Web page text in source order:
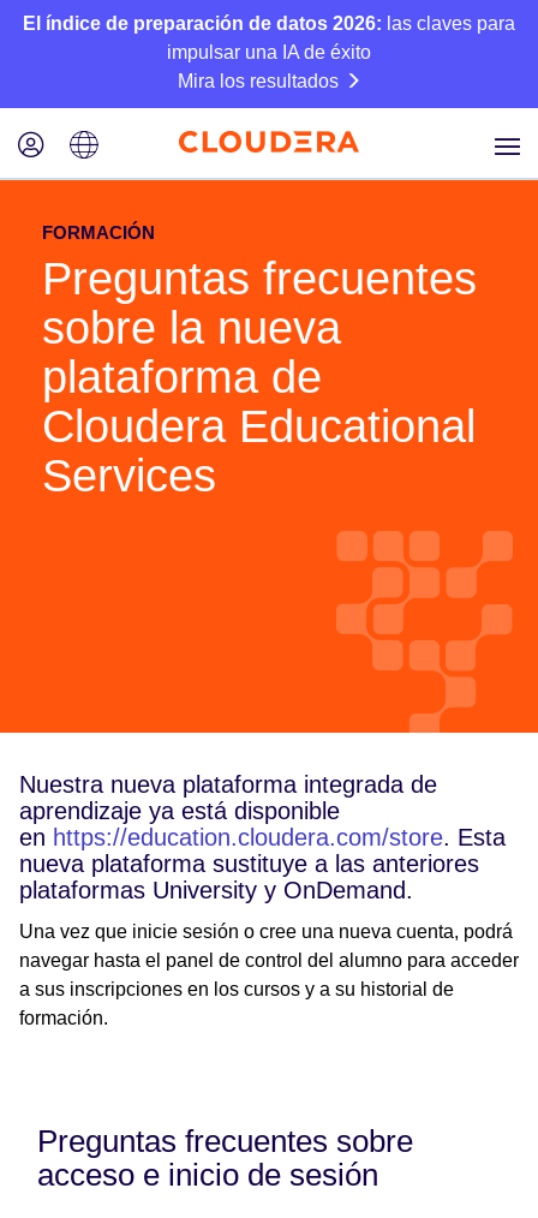
El índice de preparación de datos 2026: las claves para
impulsar una IA de éxito
Mira los resultados
FORMACIÓN
Preguntas frecuentes
sobre la nueva
plataforma de
Cloudera Educational
Services
Nuestra nueva plataforma integrada de
aprendizaje ya está disponible
en https://education.cloudera.com/store. Esta
nueva plataforma sustituye a las anteriores
plataformas University y OnDemand.
Una vez que inicie sesión o cree una nueva cuenta, podrá
navegar hasta el panel de control del alumno para acceder
a sus inscripciones en los cursos y a su historial de
formación.
Preguntas frecuentes sobre
acceso e inicio de sesión